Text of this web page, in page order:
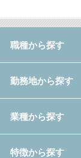
職種から探す
勤務地から探す
業種から探す
特徴から探す